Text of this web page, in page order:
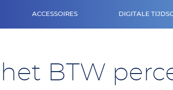
ACCESSOIRES DIGITALE
BTW